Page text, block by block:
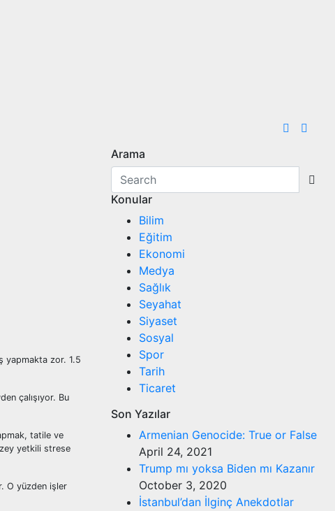
yapmakta zor. 1.5
çalışıyor. Bu
tatile ve
yetkili strese
O yüzden işler
Arama
Konular
Bilim
Eğitim
Ekonomi
Medya
Sağlık
Seyahat
Siyaset
Sosyal
Spor
Tarih
Ticaret
Son Yazılar
Armenian Genocide: True or False
April 24, 2021
Trump mı yoksa Biden mı Kazanır
October 3, 2020
İstanbul’dan İlginç Anekdotlar